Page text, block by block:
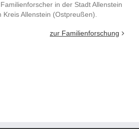
in der Stadt Allenstein
Allenstein (Ostpreußen).
zur Familienforschung